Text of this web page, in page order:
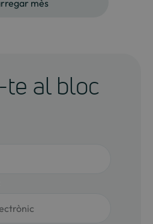
mès
al bloc